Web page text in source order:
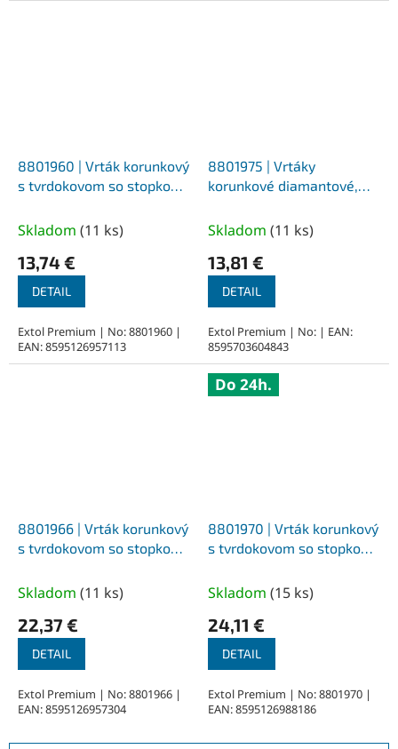
8801960 | Vrták korunkový
s tvrdokovom so stopkou
Skladom (11 ks)
13,74 €
DETAIL
Extol Premium | No: 8801960 |
EAN: 8595126957113
8801975 | Vrtáky
korunkové diamantové,
20mm, plastová krabička
Skladom (11 ks)
13,81 €
DETAIL
Extol Premium | No: | EAN:
8595703604843
8801966 | Vrták korunkový
s tvrdokovom so stopkou
Skladom (11 ks)
22,37 €
DETAIL
Extol Premium | No: 8801966 |
EAN: 8595126957304
Do 24h.
8801970 | Vrták korunkový
s tvrdokovom so stopkou
Skladom (15 ks)
24,11 €
DETAIL
Extol Premium | No: 8801970 |
EAN: 8595126988186